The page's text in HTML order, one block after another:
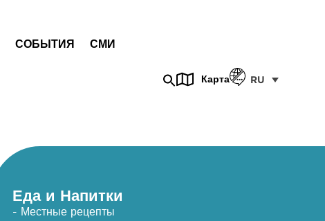
СОБЫТИЯ СМИ
Карта RU
Еда и Напитки
- Местные рецепты